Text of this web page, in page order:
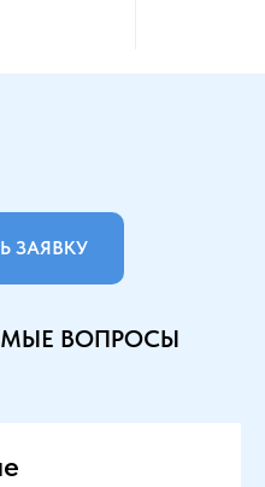
ЗАЯВКУ
ВОПРОСЫ